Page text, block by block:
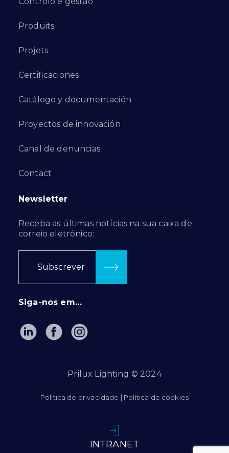
Produits
Projets
Certificaciones
Catálogo y documentación
Proyectos de innovación
Canal de denuncias
Contact
Newsletter
Receba as últimas notícias na sua caixa de
correio eletrónico:
Subscrever
Siga-nos em…
Prilux Lighting © 2024
Política de privacidade | Política de cookies
INTRANET